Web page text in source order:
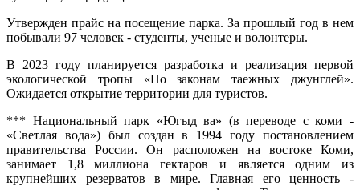
Утвержден прайс на посещение парка. За прошлый год в нем
побывали 97 человек - студенты, ученые и волонтеры.
В 2023 году планируется разработка и реализация первой
экологической тропы «По законам таежных джунглей».
Ожидается открытие территории для туристов.
*** Национальный парк «Югыд ва» (в переводе с коми -
«Светлая вода») был создан в 1994 году постановлением
правительства России. Он расположен на востоке Коми,
занимает 1,8 миллиона гектаров и является одним из
крупнейших резерватов в мире. Главная его ценность -